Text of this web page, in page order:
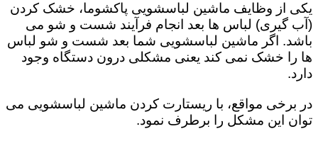
یکی از وظایف ماشین لباسشویی پاکشوما، خشک کردن
(آب گیری) لباس ها بعد انجام فرآیند شست و شو می
باشد. اگر ماشین لباسشویی شما بعد شست و شو لباس
ها را خشک نمی کند یعنی مشکلی درون دستگاه وجود
دارد.
در برخی مواقع، با ریستارت کردن ماشین لباسشویی می
توان این مشکل را برطرف نمود.